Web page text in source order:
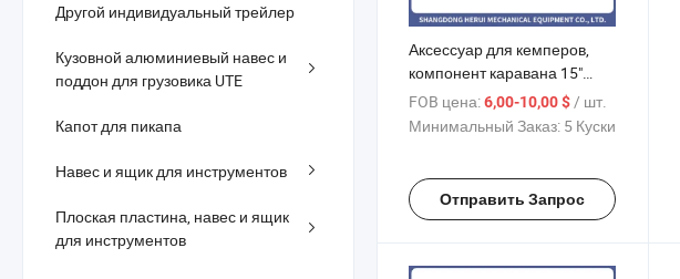
Другой индивидуальный трейлер
Кузовной алюминиевый навес и
поддон для грузовика UTE
Капот для пикапа
Навес и ящик для инструментов
Плоская пластина, навес и ящик
для инструментов
Аксессуар для кемперов,
компонент каравана 15"
двойные холоднокатаные
грязезащитные щитки,
брызговики для лодочных
FOB цена:6,00-10,00 $/ шт.
Минимальный Заказ: 5 Куски
Отправить Запрос